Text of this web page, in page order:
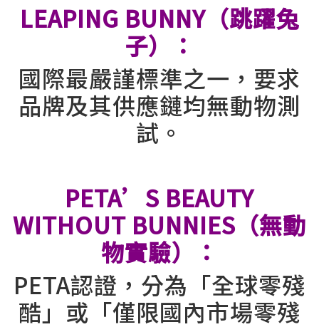
LEAPING BUNNY（跳躍兔
子）：
國際最嚴謹標準之一，要求
品牌及其供應鏈均無動物測
試。
PETA’S BEAUTY
WITHOUT BUNNIES（無動
物實驗）：
PETA認證，分為「全球零殘
酷」或「僅限國內市場零殘